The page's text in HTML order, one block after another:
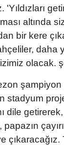
'Yıldızları
altında
bir kere
daha
olacak.
şampiyon
stadyum
dile getirerek,